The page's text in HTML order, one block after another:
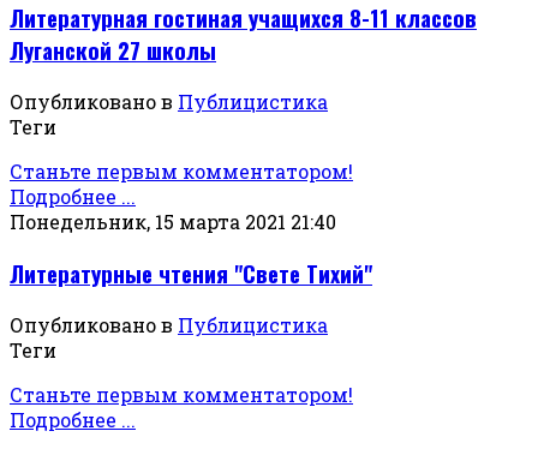
Литературная гостиная учащихся 8-11 классов
Луганской 27 школы
Опубликовано в Публицистика
Теги
Станьте первым комментатором!
Подробнее ...
Понедельник, 15 марта 2021 21:40
Литературные чтения "Свете Тихий"
Опубликовано в Публицистика
Теги
Станьте первым комментатором!
Подробнее ...